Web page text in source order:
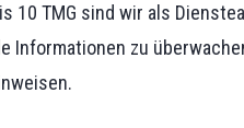
10 TMG sind wir als
zu